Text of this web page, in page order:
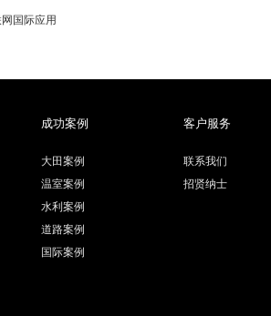
国际应用
成功案例
大田案例
温室案例
水利案例
道路案例
国际案例
客户服务
联系我们
招贤纳士